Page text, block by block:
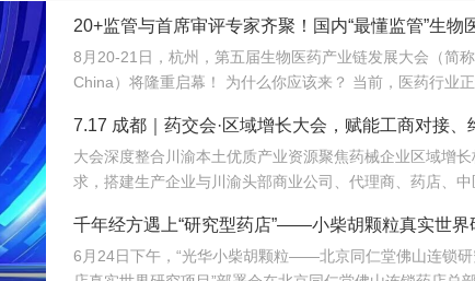
20+监管与首席审评专家齐聚！国内“最懂监管”生物
会8月开幕！
8月20-21日，杭州，第五届生物医药产业链发展大会（简
China）将隆重启幕！ 为什么你应该来？ 当前，医药行业
法正重新定义研发效率；另一端是创新药“最后一公里”的支
难题，呼唤更成熟的产业生态。 同质化“内卷”已无出路，全
同与出海能力建设才是破局关键。 本届大会以 “重构生态，
算力突围；从中药创新、复杂药物制剂、CGT、多肽与小
术攻坚，到CDMO的柔性智造。 我们致力于打破壁垒，让“
7.17 成都｜药交会·区域增长大会，赋能工商对接、
营
大会深度整合川渝本土优质产业资源聚焦药械企业区域增
求，搭建生产企业与川渝头部商业公司、代理商、药店、中
域增量份额夯实西南市场战略布局
千年经方遇上“研究型药店”——小柴胡颗粒真实世界
目在北京同仁堂佛山连锁启动
6月24日下午，“光华小柴胡颗粒——北京同仁堂佛山连锁研